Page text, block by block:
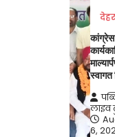
स्वागत
लाइव
6,